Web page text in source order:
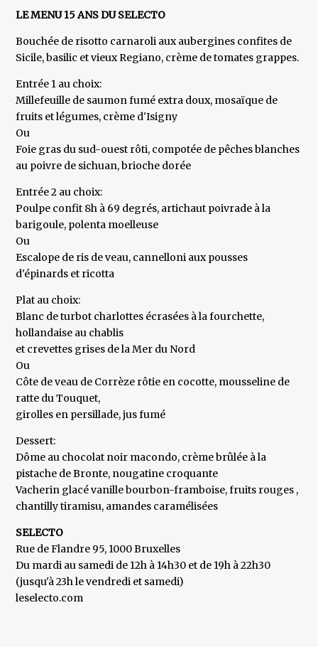
LE MENU 15 ANS DU SELECTO
Bouchée de risotto carnaroli aux aubergines confites de
Sicile, basilic et vieux Regiano, crème de tomates grappes.
Entrée 1 au choix:
Millefeuille de saumon fumé extra doux, mosaïque de
fruits et légumes, crème d'Isigny
Ou
Foie gras du sud-ouest rôti, compotée de pêches blanches
au poivre de sichuan, brioche dorée
Entrée 2 au choix:
Poulpe confit 8h à 69 degrés, artichaut poivrade à la
barigoule, polenta moelleuse
Ou
Escalope de ris de veau, cannelloni aux pousses
d'épinards et ricotta
Plat au choix:
Blanc de turbot charlottes écrasées à la fourchette,
hollandaise au chablis
et crevettes grises de la Mer du Nord
Ou
Côte de veau de Corrèze rôtie en cocotte, mousseline de
ratte du Touquet,
girolles en persillade, jus fumé
Dessert:
Dôme au chocolat noir macondo, crème brûlée à la
pistache de Bronte, nougatine croquante
Vacherin glacé vanille bourbon-framboise, fruits rouges ,
chantilly tiramisu, amandes caramélisées
SELECTO
Rue de Flandre 95, 1000 Bruxelles
Du mardi au samedi de 12h à 14h30 et de 19h à 22h30
(jusqu'à 23h le vendredi et samedi)
leselecto.com